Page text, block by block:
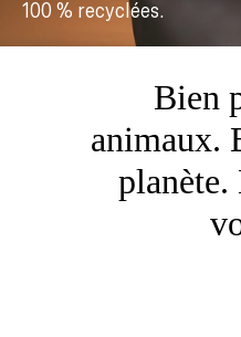
100 % recyclées.
Bien
animaux.